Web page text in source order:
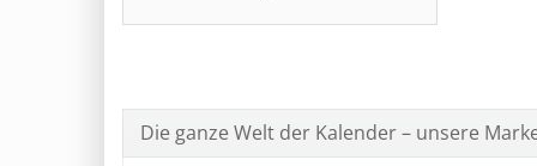
Die ganze Welt der Kalender – unsere